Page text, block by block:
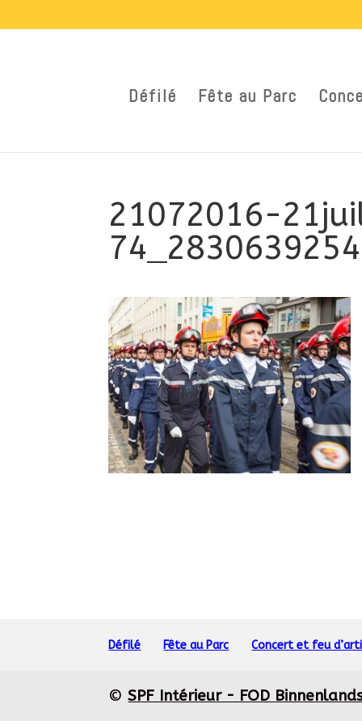
Défilé Fête au Parc
21072016-
Défilé Fête au Parc Concert et feu
©SPF Intérieur - FOD